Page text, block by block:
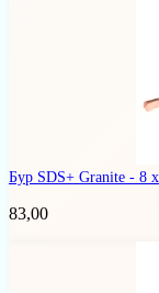
Бур SDS+ Granite - 8
83,00